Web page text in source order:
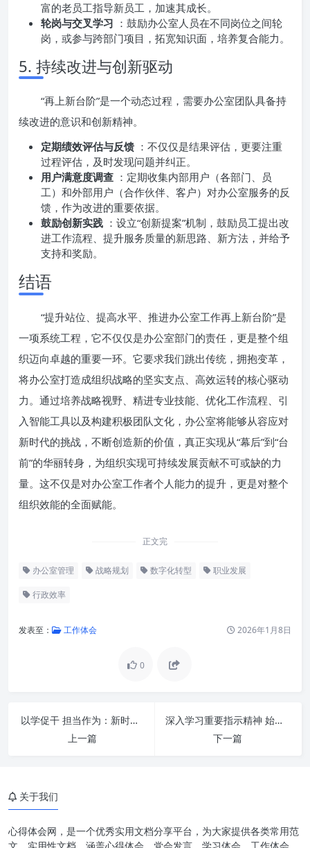
富的老员工指导新员工，加速其成长。
轮岗与交叉学习 ：鼓励办公室人员在不同岗位之间轮
岗，或参与跨部门项目，拓宽知识面，培养复合能力。
5. 持续改进与创新驱动
“再上新台阶”是一个动态过程，需要办公室团队具备持
续改进的意识和创新精神。
定期绩效评估与反馈 ：不仅仅是结果评估，更要注重
过程评估，及时发现问题并纠正。
用户满意度调查 ：定期收集内部用户（各部门、员
工）和外部用户（合作伙伴、客户）对办公室服务的反
馈，作为改进的重要依据。
鼓励创新实践 ：设立“创新提案”机制，鼓励员工提出改
进工作流程、提升服务质量的新思路、新方法，并给予
支持和奖励。
结语
“提升站位、提高水平、推进办公室工作再上新台阶”是
一项系统工程，它不仅仅是办公室部门的责任，更是整个组
织迈向卓越的重要一环。它要求我们跳出传统，拥抱变革，
将办公室打造成组织战略的坚实支点、高效运转的核心驱动
力。通过培养战略视野、精进专业技能、优化工作流程、引
入智能工具以及构建积极团队文化，办公室将能够从容应对
新时代的挑战，不断创造新的价值，真正实现从“幕后”到“台
前”的华丽转身，为组织实现可持续发展贡献不可或缺的力
量。这不仅是对办公室工作者个人能力的提升，更是对整个
组织效能的全面赋能。
正文完
办公室管理 战略规划 数字化转型 职业发展
行政效率
发表至： 工作体会 2026年1月8日
0
以学促干 担当作为：新时代背景下个人与组织发展的核心驱动力
上一篇
深入学习重要指示精神 始终感恩奋进一流标准——铸就新时代高质量发展新辉煌
下一篇
办公室工作：从“幕后”走向“台
提高水平：精益求精的专业修炼
关于我们
心得体会网，是一个优秀实用文档分享平台，为大家提供各类常用范